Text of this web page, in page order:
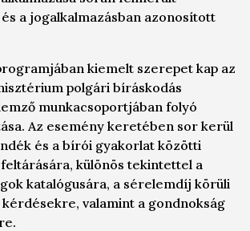
a jogalkalmazásban azonosított
kiemelt szerepet kap az
polgári bíráskodás
munkacsoportjában folyó
Az esemény keretében sor kerül
és a bírói gyakorlat közötti
különös tekintettel a
katalógusára, a sérelemdíj körüli
valamint a gondnokság